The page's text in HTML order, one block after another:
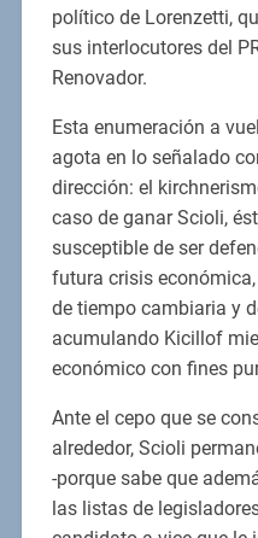
político de Lorenzetti,
sus interlocutores del
Renovador.
Esta enumeración a
agota en lo señalado
dirección: el
caso de ganar Scioli,
susceptible de ser
futura crisis
de tiempo cambiaria y
acumulando Kicillof
económico con fines
Ante el cepo que se
alrededor, Scioli
-porque sabe que
las listas de